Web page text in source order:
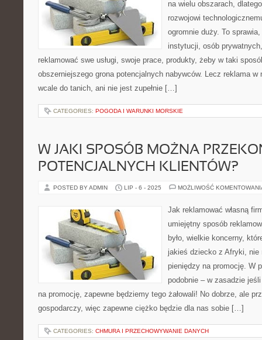
na wielu obszarach,
rozwojowi
ogromnie duży. To
instytucji, osób
reklamować swe usługi, swoje prace, produkty, żeby w taki
obszerniejszego grona potencjalnych nabywców. Lecz reklama
wcale do tanich, ani nie jest zupełnie […]
CATEGORIES: POGODA I WARUNKI MORSKIE
W JAKI SPOSÓB MOŻNA
POTENCJALNYCH KLIENTÓW?
POSTED BY ADMIN LIP - 6 - 2025 MOŻLIWOŚĆ
Jak reklamować własną
umiejętny sposób
było, wielkie koncerny,
jakieś dziecko z Afryki, nie
pieniędzy na promocję. W
podobnie – w zasadzie
na promocję, zapewne będziemy tego żałowali! No dobrze, ale
gospodarczy, więc zapewne ciężko będzie dla nas sobie […]
CATEGORIES: CHMURA I PRZECHOWYWANIE DANYCH